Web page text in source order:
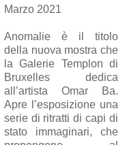
Marzo 2021
Anomalie è il titolo
della nuova mostra che
la Galerie Templon di
Bruxelles dedica
all’artista Omar Ba.
Apre l’esposizione una
serie di ritratti di capi di
stato immaginari, che